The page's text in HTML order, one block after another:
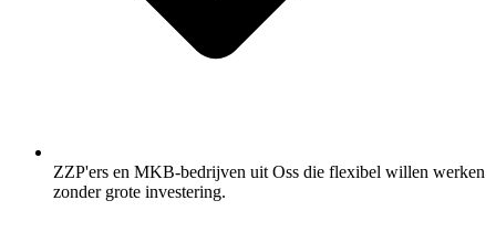
ZZP'ers en MKB-bedrijven uit Oss die flexibel willen werken
zonder grote investering.